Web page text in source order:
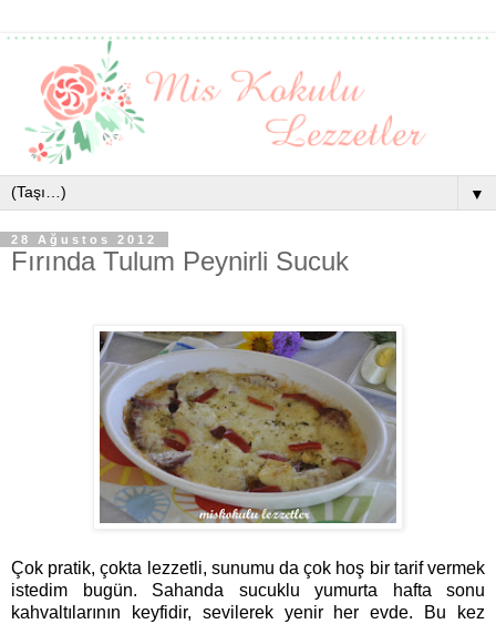
▼
28 Ağustos 2012
Fırında Tulum Peynirli Sucuk
Çok pratik, çokta lezzetli, sunumu da çok hoş bir tarif vermek
istedim bugün. Sahanda sucuklu yumurta hafta sonu
kahvaltılarının keyfidir, sevilerek yenir her evde. Bu kez